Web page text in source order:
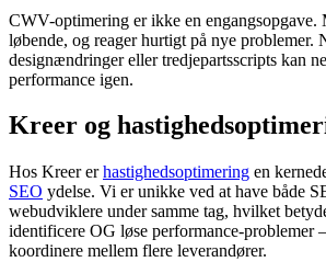
CWV-optimering er ikke en engangsopgave.
løbende, og reager hurtigt på nye problemer.
designændringer eller tredjepartsscripts kan
performance igen.
Kreer og
Hos Kreer erhastighedsoptimering en
SEO ydelse. Vi er unikke ved at have både
webudviklere under samme tag, hvilket
identificere OG løse performance-problemer
koordinere mellem flere leverandører.